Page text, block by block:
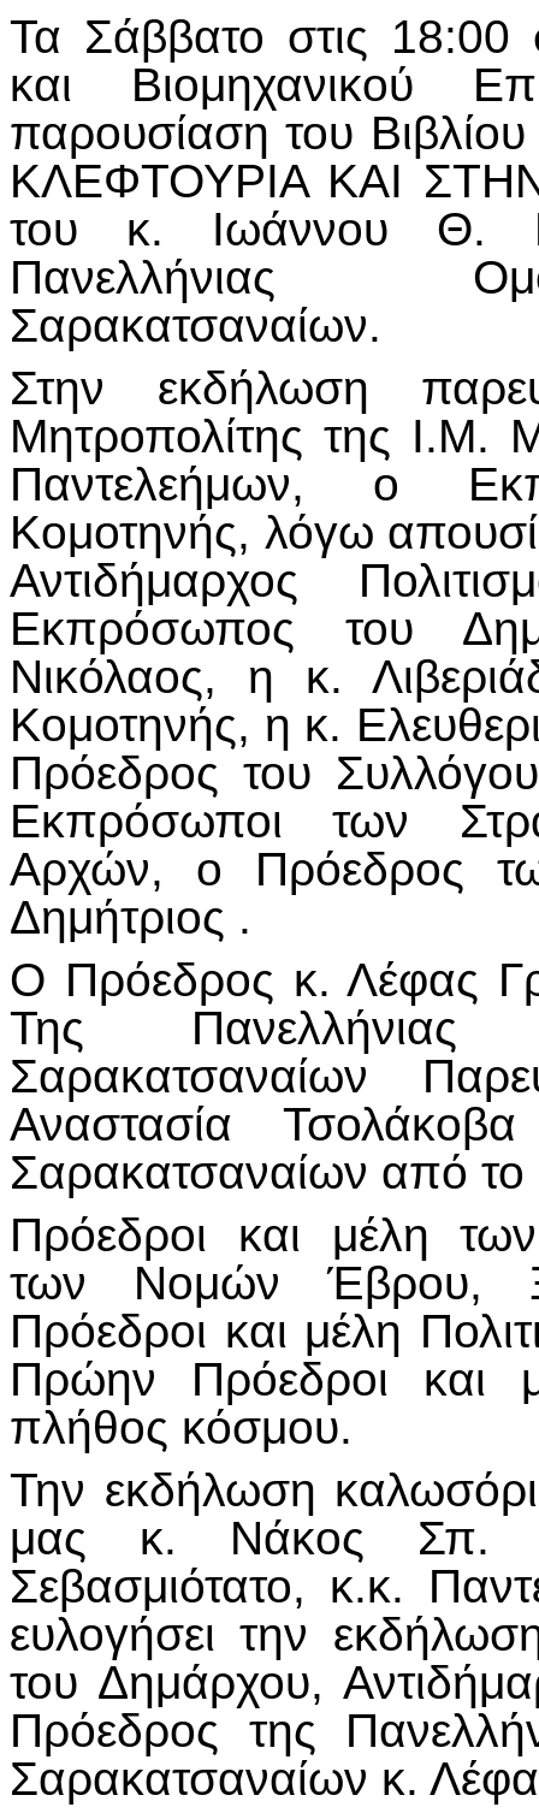
Τα Σάββατο στις 18:00
και Βιομηχανικού
παρουσίαση του
ΚΛΕΦΤΟΥΡΙΑ ΚΑΙ
του κ. Ιωάννου Θ.
Πανελλήνιας
Σαρακατσαναίων.
Στην εκδήλωση
Μητροπολίτης της Ι.Μ.
Παντελεήμων, ο
Κομοτηνής, λόγω
Αντιδήμαρχος
Εκπρόσωπος του
Νικόλαος, η κ.
Κομοτηνής, η κ.
Πρόεδρος του
Εκπρόσωποι των
Αρχών, ο Πρόεδρος
Δημήτριος .
Ο Πρόεδρος κ. Λέφας
Της Πανελλήνιας
Σαρακατσαναίων
Αναστασία
Σαρακατσαναίων από
Πρόεδροι και μέλη
των Νομών Έβρου,
Πρόεδροι και μέλη
Πρώην Πρόεδροι και
πλήθος κόσμου.
Την εκδήλωση
μας κ. Νάκος Σπ.
Σεβασμιότατο, κ.κ.
ευλογήσει την
του Δημάρχου,
Πρόεδρος της
Σαρακατσαναίων κ.